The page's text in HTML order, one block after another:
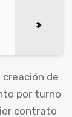
de
por turno
contrato